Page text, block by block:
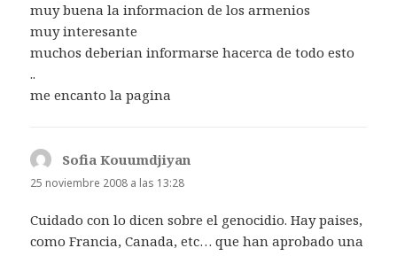
muy buena la informacion de los armenios
muy interesante
muchos deberian informarse hacerca de todo esto
..
me encanto la pagina
Sofia Kouumdjiyan
25 noviembre 2008 a las 13:28
Cuidado con lo dicen sobre el genocidio. Hay paises,
como Francia, Canada, etc… que han aprobado una